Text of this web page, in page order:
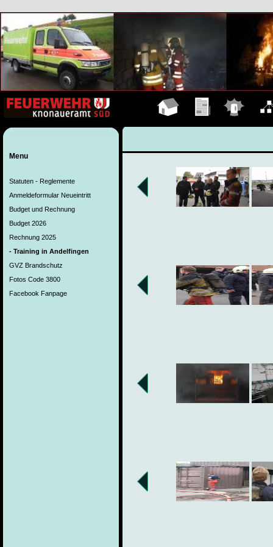
Menu
Statuten - Reglemente
Anmeldeformular Neueintritt
Budget und Rechnung
Budget 2026
Rechnung 2025
- Training in Andelfingen
GVZ Brandschutz
Fotos Code 3800
Facebook Fanpage